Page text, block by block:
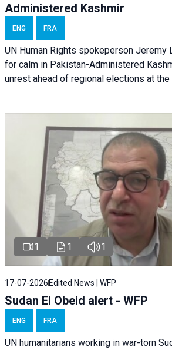
Administered Kashmir
ENG FRA
UN Human Rights spokeperson Jeremy
for calm in Pakistan-Administered
unrest ahead of regional elections at the
1 1 1
17-07-2026 Edited News | WFP
Sudan El Obeid alert - WFP
ENG FRA
UN humanitarians working in war-torn